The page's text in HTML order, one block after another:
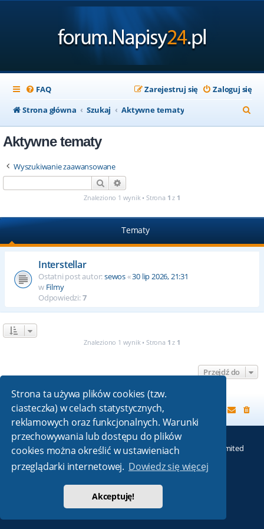
Strona ta używa plików cookies (tzw.
ciasteczka) w celach statystycznych,
reklamowych oraz funkcjonalnych. Warunki
przechowywania lub dostępu do plików
cookies można określić w ustawieniach
przeglądarki internetowej. Dowiedz się więcej
Akceptuję!
FAQ Zaloguj się
Zarejestruj się
Strona główna
Szukaj Aktywne tematy
z
Aktywne tematy
Wyszukiwanie zaawansowane
Szukaj
Znaleziono 1 wynik • Strona 1 z 1
Tematy
Interstellar
Ostatni post autor:sewos«30 lip 2026, 21:31
w Filmy
Odpowiedzi:7
Znaleziono 1 wynik • Strona 1 z 1
Przejdź do
Strona główna
Technologię dostarczaphpBB® Forum Software © phpBB Limited
Absolution style by
Premium phpBB Styles
Polski pakiet językowy dostarcza
Zasady ochrony danych osobowych